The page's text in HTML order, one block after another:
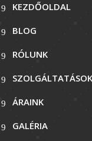
KEZDŐOLDAL
BLOG
RÓLUNK
SZOLGÁLTATÁSOK
ÁRAINK
GALÉRIA